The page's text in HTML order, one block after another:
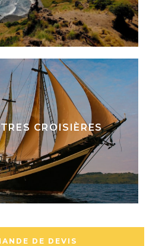
marquantes.
CROISIÈRES
DE DEVIS